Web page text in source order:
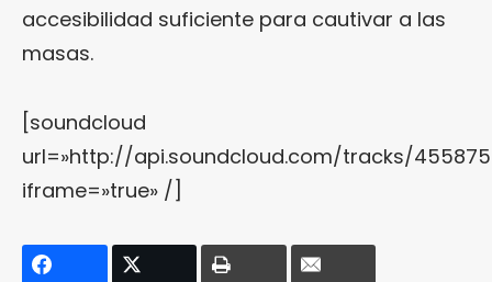
accesibilidad suficiente para cautivar a las
masas.
[soundcloud
url=»http://api.soundcloud.com/tracks/
iframe=»true» /]